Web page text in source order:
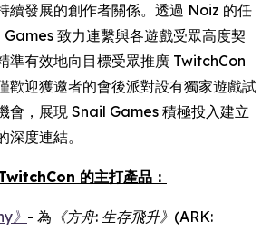
續發展的創作者關係。透過 Noiz 的任
致力連繫與各遊戲受眾高度契
準有效地向目標受眾推廣 TwitchCon
歡迎獲邀者的會後派對設有獨家遊戲試
會，展現 Snail Games 積極投入建立
深度連結。
的主打產品：
》 - 為 《方舟: 生存飛升》 (ARK: